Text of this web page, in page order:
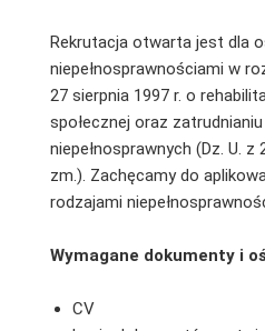
Rekrutacja otwarta jest dla
niepełnosprawnościami w
27 sierpnia 1997 r. o
społecznej oraz
niepełnosprawnych (Dz. U. z
zm.). Zachęcamy do
rodzajami
Wymagane dokumenty i
CV